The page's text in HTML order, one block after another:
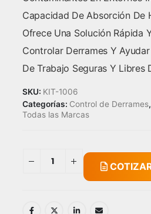
Capacidad De Absorción De
Ofrece Una Solución Rápida
Controlar Derrames Y
De Trabajo Seguras Y Libres
SKU: KIT-1006
Categorías: Control de Derrames,
Todas las Marcas